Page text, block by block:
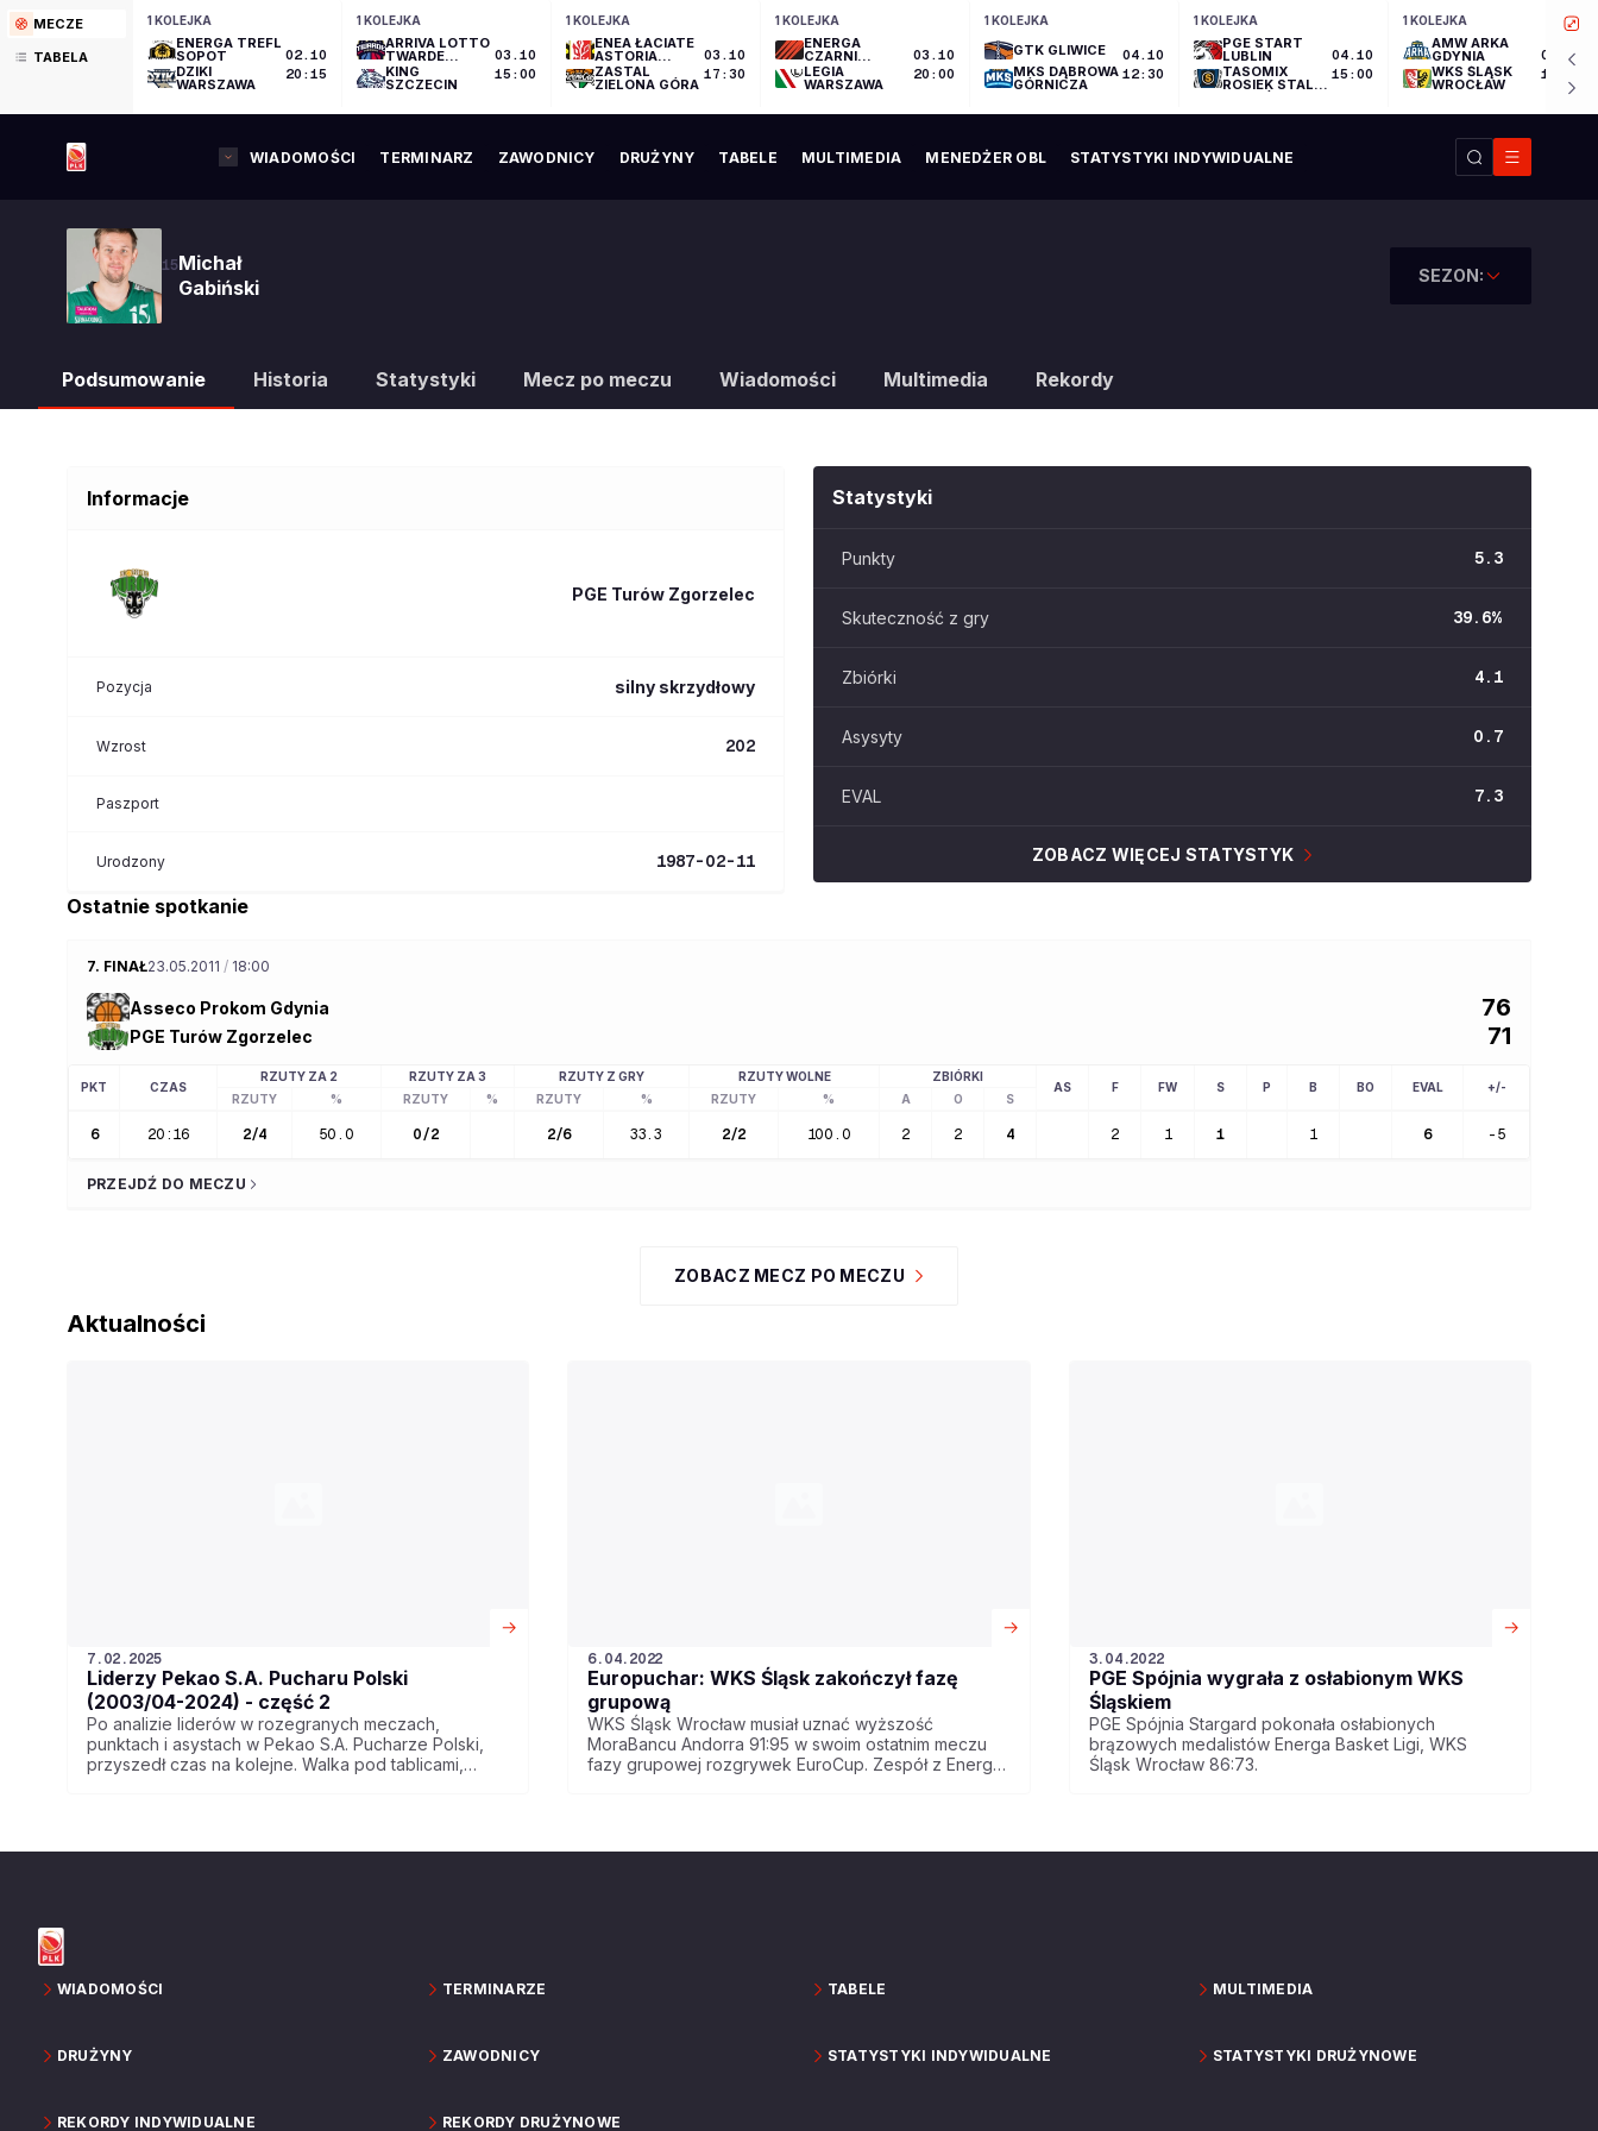
MECZE
TABELA
1 KOLEJKA
ENERGA TREFL
SOPOT
DZIKI
WARSZAWA
02.10
20:15
1 KOLEJKA
ARRIVA LOTTO
TWARDE
PIERNIKI
TORUŃ
KING
SZCZECIN
03.10
15:00
1 KOLEJKA
ENEA ŁACIATE
ASTORIA
BYDGOSZCZ
ZASTAL
ZIELONA GÓRA
03.10
17:30
1 KOLEJKA
ENERGA
CZARNI
SŁUPSK
LEGIA
WARSZAWA
03.10
20:00
1 KOLEJKA
GTK GLIWICE
MKS DĄBROWA
GÓRNICZA
04.10
12:30
1 KOLEJKA
PGE START
LUBLIN
TASOMIX
ROSIEK STAL
WIELKOPOLSKI
04.10
15:00
1 KOLEJKA
AMW ARKA
GDYNIA
WKS ŚLĄSK
WROCŁAW
04.10
17:30
WIADOMOŚCI TERMINARZ ZAWODNICY DRUŻYNY TABELE MULTIMEDIA MENEDŻER OBL STATYSTYKI INDYWIDUALNE
15Michał
Gabiński
SEZON:
Podsumowanie Historia Statystyki Mecz po meczu Wiadomości Multimedia Rekordy
Informacje
PGE Turów Zgorzelec
Pozycja silny skrzydłowy
Wzrost 202
Paszport
Urodzony 1987-02-11
Statystyki
Punkty 5.3
Skuteczność z gry 39.6%
Zbiórki 4.1
Asysyty 0.7
EVAL 7.3
ZOBACZ WIĘCEJ STATYSTYK
Ostatnie spotkanie
7. FINAŁ23.05.2011 / 18:00
Asseco Prokom Gdynia 76
PGE Turów Zgorzelec 71
PKT CZAS
RZUTY ZA 2 RZUTY ZA 3 RZUTY Z GRY RZUTY WOLNE ZBIÓRKI
AS F FW S P B BO EVAL
+/-
RZUTY
% RZUTY % RZUTY % RZUTY % A O S
6 20:16 2/4 50.0 0/2 2/6 33.3 2/2 100.0 2 2 4 2 1 1 1 6 -5
PRZEJDŹ DO MECZU
ZOBACZ MECZ PO MECZU
Aktualności
7.02.2025
Liderzy Pekao S.A. Pucharu Polski
(2003/04-2024) - część 2
Po analizie liderów w rozegranych meczach,
punktach i asystach w Pekao S.A. Pucharze Polski,
przyszedł czas na kolejne. Walka pod tablicami,
6.04.2022
Europuchar: WKS Śląsk zakończył fazę
grupową
WKS Śląsk Wrocław musiał uznać wyższość
MoraBancu Andorra 91:95 w swoim ostatnim meczu
fazy grupowej rozgrywek EuroCup. Zespół z Energa
3.04.2022
PGE Spójnia wygrała z osłabionym WKS
Śląskiem
PGE Spójnia Stargard pokonała osłabionych
brązowych medalistów Energa Basket Ligi, WKS
Śląsk Wrocław 86:73.
WIADOMOŚCI TERMINARZE TABELE MULTIMEDIA
DRUŻYNY ZAWODNICY STATYSTYKI INDYWIDUALNE STATYSTYKI DRUŻYNOWE
REKORDY INDYWIDUALNE REKORDY DRUŻYNOWE